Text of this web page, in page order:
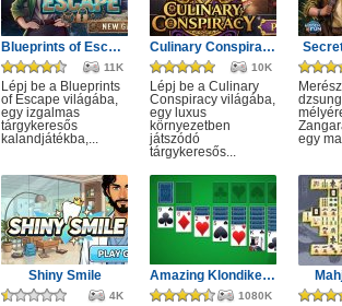
Blueprints of Escape
11K
Lépj be a Blueprints
of Escape világába,
egy izgalmas
tárgykeresős
kalandjátékba,...
Culinary Conspiracy
10K
Lépj be a Culinary
Conspiracy világába,
egy luxus
környezetben
játszódó
tárgykeresős...
egy
Shiny Smile
4K
Amazing Klondike Solitaire
1080K